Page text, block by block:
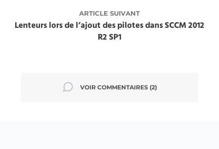
ARTICLE SUIVANT
Lenteurs lors de l’ajout des pilotes dans SCCM 2012
R2 SP1
VOIR COMMENTAIRES(2)